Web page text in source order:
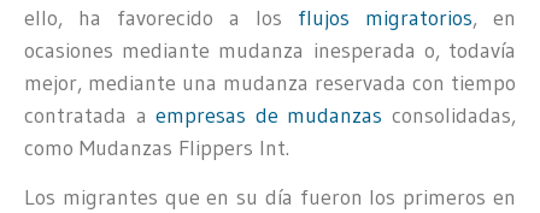
ello, ha favorecido a los flujos migratorios, en
ocasiones mediante mudanza inesperada o, todavía
mejor, mediante una mudanza reservada con tiempo
contratada aempresas de mudanzas consolidadas,
como Mudanzas Flippers Int.
Los migrantes que en su día fueron los primeros en